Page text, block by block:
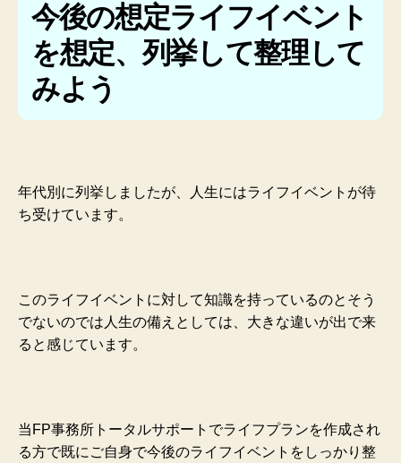
今後の想定ライフイベント
を想定、列挙して整理して
みよう
年代別に列挙しましたが、人生にはライフイベントが待
ち受けています。
このライフイベントに対して知識を持っているのとそう
でないのでは人生の備えとしては、大きな違いが出で来
ると感じています。
当FP事務所トータルサポートでライフプランを作成され
る方で既にご自身で今後のライフイベントをしっかり整